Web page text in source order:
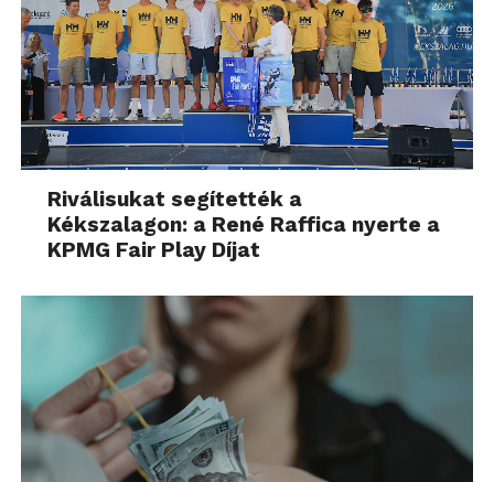
Riválisukat segítették a
Kékszalagon: a René Raffica nyerte a
KPMG Fair Play Díjat